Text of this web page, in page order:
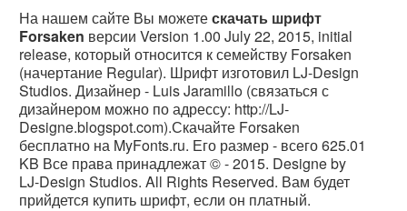
На нашем сайте Вы можетескачать шрифт
Forsaken версии Version 1.00 July 22, 2015, initial
release, который относится к семейству Forsaken
(начертание Regular). Шрифт изготовил LJ-Design
Studios. Дизайнер - Luis Jaramillo (связаться с
дизайнером можно по адрессу: http://LJ-
Designe.blogspot.com).Скачайте Forsaken
бесплатно на MyFonts.ru. Его размер - всего 625.01
KB Все права принадлежат © - 2015. Designe by
LJ-Design Studios. All Rights Reserved. Вам будет
прийдется купить шрифт, если он платный.